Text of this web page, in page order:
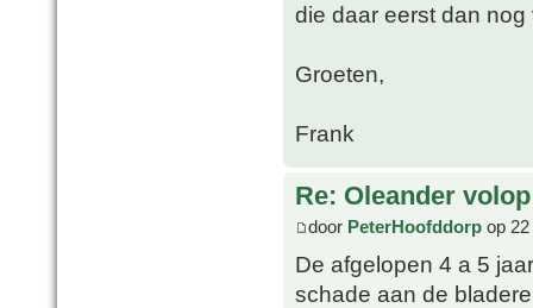
die daar eerst dan
Groeten,
Frank
Re: Oleander
door PeterHoofddorp op
De afgelopen 4 a 5
schade aan de